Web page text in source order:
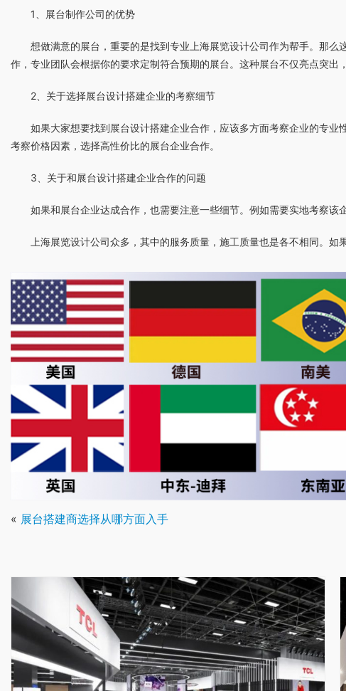
1、展台制作公司的优势
想做满意的展台，重要的是找到专业上海展览设计公司作为帮手。那
作，专业团队会根据你的要求定制符合预期的展台。这种展台不仅亮点突
2、关于选择展台设计搭建企业的考察细节
如果大家想要找到展台设计搭建企业合作，应该多方面考察企业的专
考察价格因素，选择高性价比的展台企业合作。
3、关于和展台设计搭建企业合作的问题
如果和展台企业达成合作，也需要注意一些细节。例如需要实地考察该
上海展览设计公司众多，其中的服务质量，施工质量也是各不相同。如
« 展台搭建商选择从哪方面入手